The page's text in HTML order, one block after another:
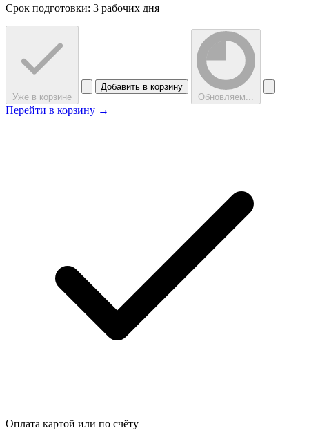
Срок подготовки: 3 рабочих дня
Уже в корзине
Добавить в корзину
Обновляем...
Перейти в корзину →
Оплата картой или по счёту